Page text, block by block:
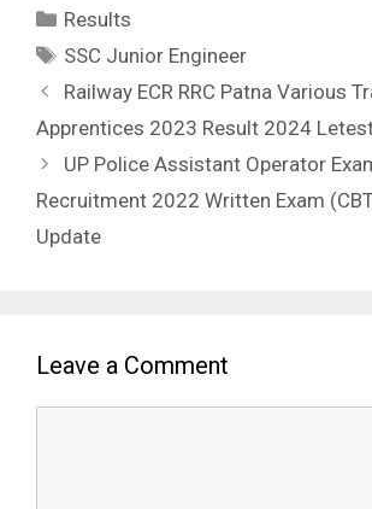
Results
SSC Junior Engineer
Railway ECR RRC Patna Various
Apprentices 2023 Result 2024
UP Police Assistant Operator
Recruitment 2022 Written Exam
Update
Leave a Comment